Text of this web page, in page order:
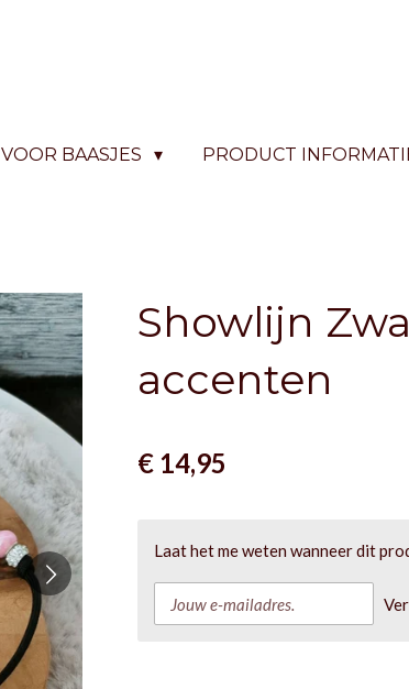
VOOR BAASJES PRODUCT
Showlijn
accenten
€ 14,95
Laat het me weten wanneer dit